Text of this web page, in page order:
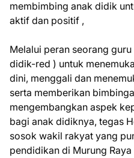
membimbing anak didik
aktif dan positif ,
Melalui peran seorang
didik-red ) untuk
dini, menggali dan
serta memberikan
mengembangkan aspek
bagi anak didiknya, tegas
sosok wakil rakyat yang
pendidikan di Murung